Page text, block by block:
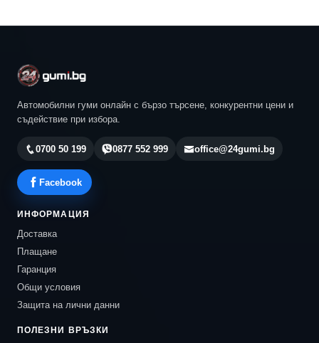
Автомобилни гуми онлайн с бързо търсене, конкурентни цени и
съдействие при избора.
0700 50 199 0877 552 999 office@24gumi.bg
Facebook
ИНФОРМАЦИЯ
Доставка
Плащане
Гаранция
Общи условия
Защита на лични данни
ПОЛЕЗНИ ВРЪЗКИ